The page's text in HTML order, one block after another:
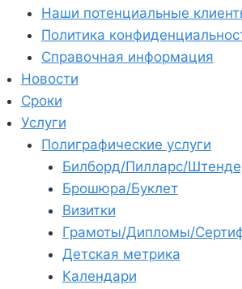
Наши потенциальные
Политика
Справочная информация
Новости
Сроки
Услуги
Полиграфические услуги
Билборд/Пилларс/
Брошюра/Буклет
Визитки
Грамоты/Дипломы/
Детская метрика
Календари